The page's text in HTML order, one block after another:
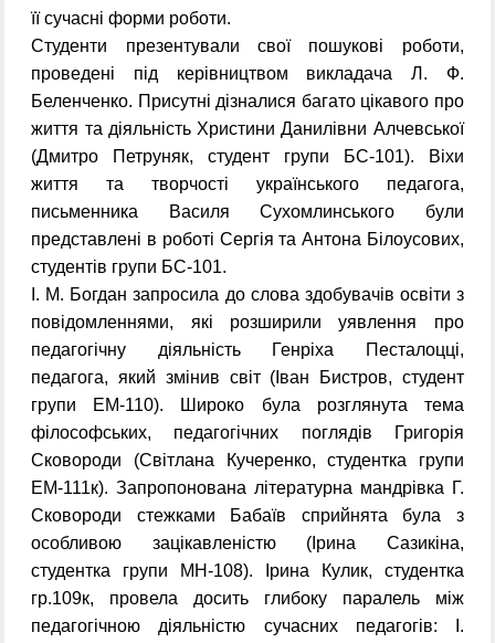
її сучасні форми роботи.
Студенти презентували свої пошукові роботи,
проведені під керівництвом викладача Л. Ф.
Беленченко. Присутні дізналися багато цікавого про
життя та діяльність Христини Данилівни Алчевської
(Дмитро Петруняк, студент групи БС-101). Віхи
життя та творчості українського педагога,
письменника Василя Сухомлинського були
представлені в роботі Сергія та Антона Білоусових,
студентів групи БС-101.
І. М. Богдан запросила до слова здобувачів освіти з
повідомленнями, які розширили уявлення про
педагогічну діяльність Генріха Песталоцці,
педагога, який змінив світ (Іван Бистров, студент
групи ЕМ-110). Широко була розглянута тема
філософських, педагогічних поглядів Григорія
Сковороди (Світлана Кучеренко, студентка групи
ЕМ-111к). Запропонована літературна мандрівка Г.
Сковороди стежками Бабаїв сприйнята була з
особливою зацікавленістю (Ірина Сазикіна,
студентка групи МН-108). Ірина Кулик, студентка
гр.109к, провела досить глибоку паралель між
педагогічною діяльністю сучасних педагогів: І.